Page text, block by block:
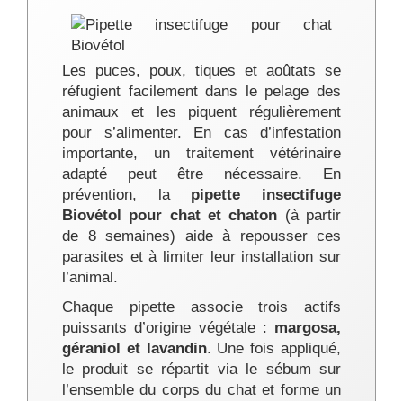
Les puces, poux, tiques et aoûtats se
réfugient facilement dans le pelage des
animaux et les piquent régulièrement
pour s’alimenter. En cas d’infestation
importante, un traitement vétérinaire
adapté peut être nécessaire. En
prévention, la pipette insectifuge
Biovétol pour chat et chaton (à partir
de 8 semaines) aide à repousser ces
parasites et à limiter leur installation sur
l’animal.
Chaque pipette associe trois actifs
puissants d’origine végétale : margosa,
géraniol et lavandin. Une fois appliqué,
le produit se répartit via le sébum sur
l’ensemble du corps du chat et forme un